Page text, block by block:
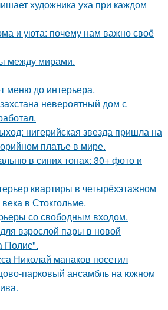
художника уха при каждом
и уюта: почему нам важно своё
между мирами.
меню до интерьера.
невероятный дом с
нигерийская звезда пришла на
платье в мире.
в синих тонах: 30+ фото и
квартиры в четырёхэтажном
в Стокгольме.
со свободным входом.
взрослой пары в новой
Полис".
Николай манаков посетил
парковый ансамбль на южном